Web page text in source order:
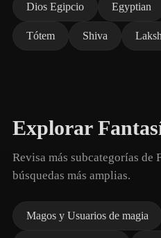
Dios Egipcio Egyptian
Tótem Shiva
Explorar
Revisa más subcategorías de
búsquedas más amplias.
Magos y Usuarios de magia